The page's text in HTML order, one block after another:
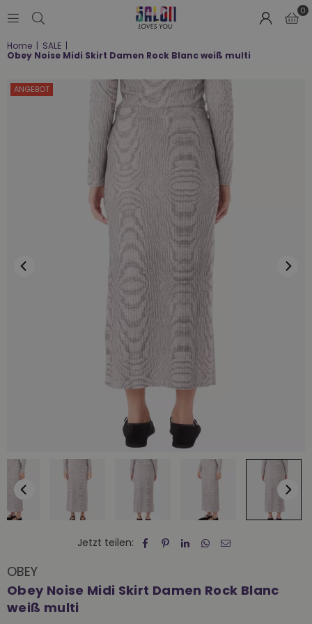
LOVES
YOU
;-)
0
Home | SALE |
Obey Noise Midi Skirt Damen Rock Blanc weiß multi
ANGEBOT
Jetzt teilen:
OBEY
Obey Noise Midi Skirt Damen Rock Blanc
weiß multi